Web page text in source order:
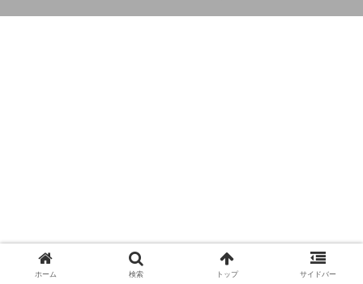
ホーム 検索 トップ サイドバー